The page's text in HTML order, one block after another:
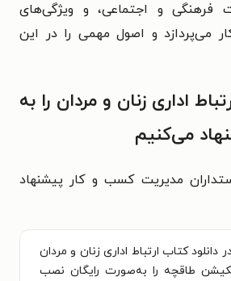
فرهنگی و اجتماعی، و ویژگی‌های
می‌پردازد و اصول مهمی را در این
اداری زنان و مردان را به
می‌کنیم
مدیریت کسب و کار پیشنهاد
دانلود کتاب ارتباط اداری زنان و مردان
طاقچه را به‌صورت رایگان نصب